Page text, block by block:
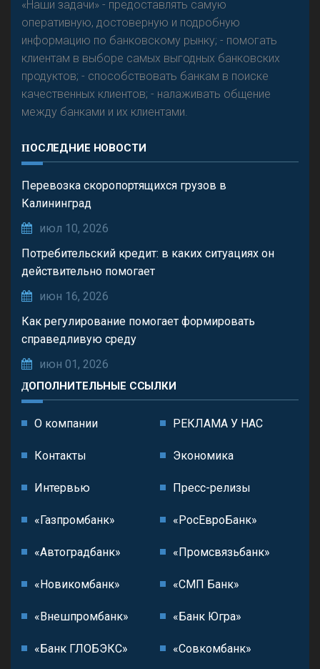
«Наши задачи» - предоставлять самую
оперативную, достоверную и подробную
информацию по банковскому рынку; - помогать
клиентам в выборе самых выгодных банковских
продуктов; - способствовать банкам в поиске
качественных клиентов; - налаживать общение
между банками и их клиентами.
ПОСЛЕДНИЕ НОВОСТИ
Перевозка скоропортящихся грузов в
Калининград
июл 10, 2026
Потребительский кредит: в каких ситуациях он
действительно помогает
июн 16, 2026
Как регулирование помогает формировать
справедливую среду
июн 01, 2026
ДОПОЛНИТЕЛЬНЫЕ ССЫЛКИ
О компании РЕКЛАМА У НАС
Контакты Экономика
Интервью Пресс-релизы
«Газпромбанк» «РосЕвроБанк»
«Автоградбанк» «Промсвязьбанк»
«Новикомбанк» «СМП Банк»
«Внешпромбанк» «Банк Югра»
«Банк ГЛОБЭКС» «Совкомбанк»